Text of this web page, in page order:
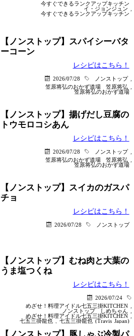
今すぐできるランクアップキッチン
イ・ジョンジュン
今すぐできるランクアップキッチン
【ノンストップ】スパイシーバタ
ーコーン
レシピはこちら！
2026/07/28 ノンストップ
笠原将弘のおかず道場
笠原将弘
笠原将弘のおかず道場
【ノンストップ】揚げだし豆腐の
トウモロコシあん
レシピはこちら！
2026/07/28 ノンストップ
笠原将弘のおかず道場
笠原将弘
笠原将弘のおかず道場
【ノンストップ】スイカのガスパ
チョ
レシピはこちら！
2026/07/28 ノンストップ
【ノンストップ】むね肉と大葉の
うま塩つくね
レシピはこちら！
2026/07/24
めざせ！料理アイドル七五三掛KITCHEN
ノンストップ
しめちゃん
,
めざせ！料理アイドル七五三掛KITCHEN ,
七五三掛龍也
七五三掛龍也 (Travis Japan)